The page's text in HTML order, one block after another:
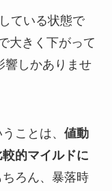
ている状態で
大きく下がって
響しかありませ
ことは、 値動
的マイルドに
ろん、暴落時